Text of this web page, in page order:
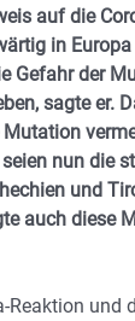
auf die
in
Gefahr der
sagte er.
nun die
und
auch diese
Reaktion und